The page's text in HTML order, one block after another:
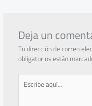
Deja un
Tu dirección de correo
obligatorios están
Escribe
aquí...